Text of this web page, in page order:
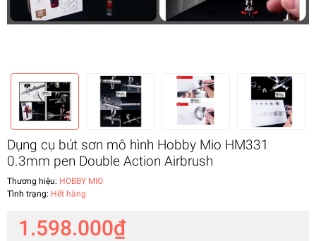
Dụng cụ bút sơn mô hình Hobby Mio HM331
0.3mm pen Double Action Airbrush
Thương hiệu: HOBBY MIO
Tình trạng: Hết hàng
1.598.000₫